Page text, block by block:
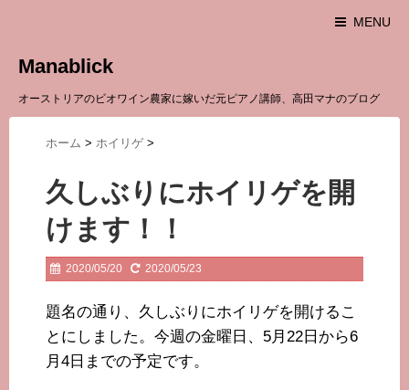
MENU
Manablick
オーストリアのビオワイン農家に嫁いだ元ピアノ講師、高田マナのブログ
ホーム > ホイリゲ >
久しぶりにホイリゲを開
けます！！
2020/05/20 2020/05/23
題名の通り、久しぶりにホイリゲを開けるこ
とにしました。今週の金曜日、5月22日から6
月4日までの予定です。